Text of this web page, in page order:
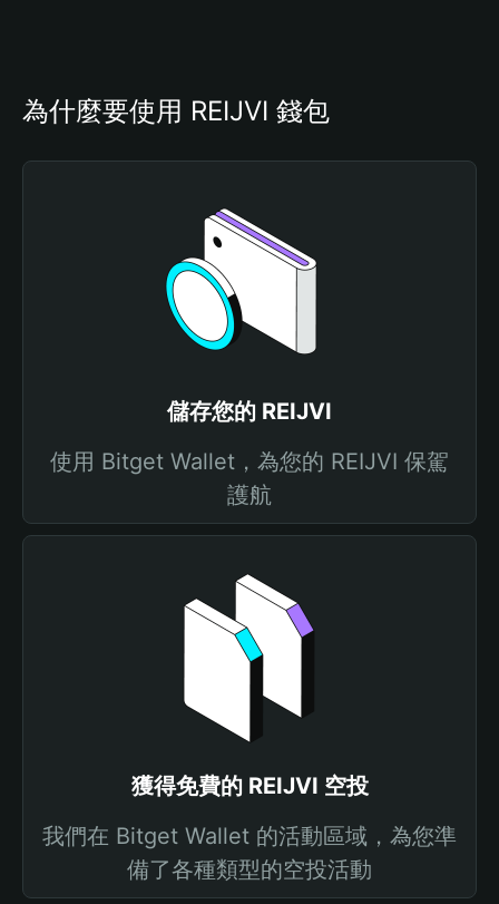
為什麼要使用 REIJVI 錢包
儲存您的 REIJVI
使用 Bitget Wallet，為您的 REIJVI 保駕
護航
獲得免費的 REIJVI 空投
我們在 Bitget Wallet 的活動區域，為您準
備了各種類型的空投活動